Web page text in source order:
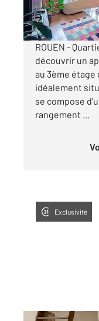
par mois
ROUEN -
découvrir un
au 3ème
idéalement
se compose
rangement ...
Exclusivité